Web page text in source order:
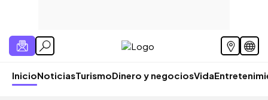
InicioNoticiasTurismoDinero y negociosVida